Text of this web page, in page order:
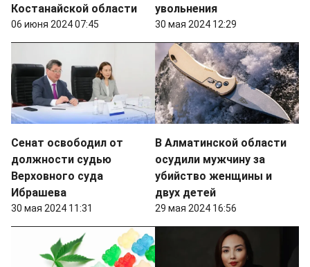
Костанайской области
06 июня 2024 07:45
увольнения
30 мая 2024 12:29
Сенат освободил от
должности судью
Верховного суда
Ибрашева
30 мая 2024 11:31
В Алматинской области
осудили мужчину за
убийство женщины и
двух детей
29 мая 2024 16:56